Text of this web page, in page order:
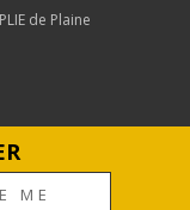
de Plaine
ME